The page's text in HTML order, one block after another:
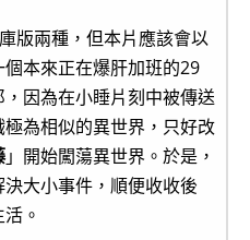
版兩種，但本片應該會以
本來正在爆肝加班的29
因為在小睡片刻中被傳送
為相似的異世界，只好改
」開始闖蕩異世界。於是，
大小事件，順便收收後
。